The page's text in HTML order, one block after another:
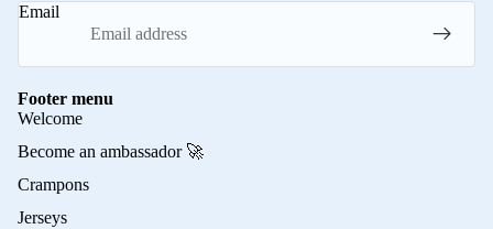
Email
Footer menu
Welcome
Become an ambassador 🚀
Crampons
Jerseys